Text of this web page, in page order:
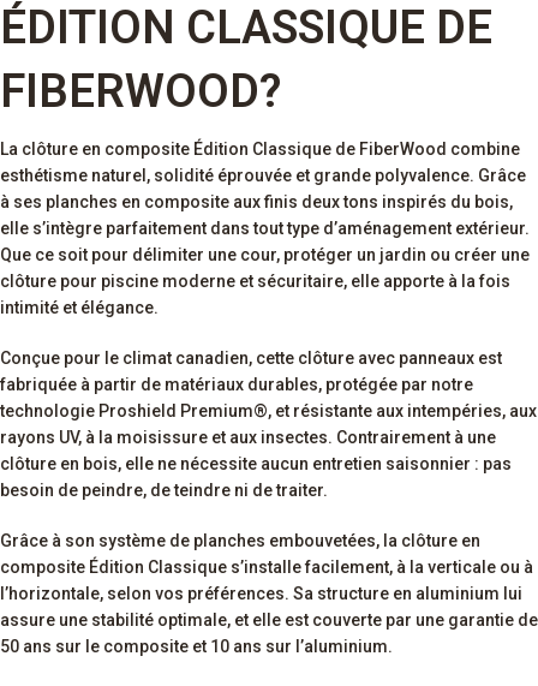
ÉDITION CLASSIQUE DE
FIBERWOOD?
La clôture en composite Édition Classique de FiberWood combine
esthétisme naturel, solidité éprouvée et grande polyvalence. Grâce
à ses planches en composite aux finis deux tons inspirés du bois,
elle s’intègre parfaitement dans tout type d’aménagement extérieur.
Que ce soit pour délimiter une cour, protéger un jardin ou créer une
clôture pour piscine moderne et sécuritaire, elle apporte à la fois
intimité et élégance.
Conçue pour le climat canadien, cette clôture avec panneaux est
fabriquée à partir de matériaux durables, protégée par notre
technologie Proshield Premium®, et résistante aux intempéries, aux
rayons UV, à la moisissure et aux insectes. Contrairement à une
clôture en bois, elle ne nécessite aucun entretien saisonnier : pas
besoin de peindre, de teindre ni de traiter.
Grâce à son système de planches embouvetées, la clôture en
composite Édition Classique s’installe facilement, à la verticale ou à
l’horizontale, selon vos préférences. Sa structure en aluminium lui
assure une stabilité optimale, et elle est couverte par une garantie de
50 ans sur le composite et 10 ans sur l’aluminium.